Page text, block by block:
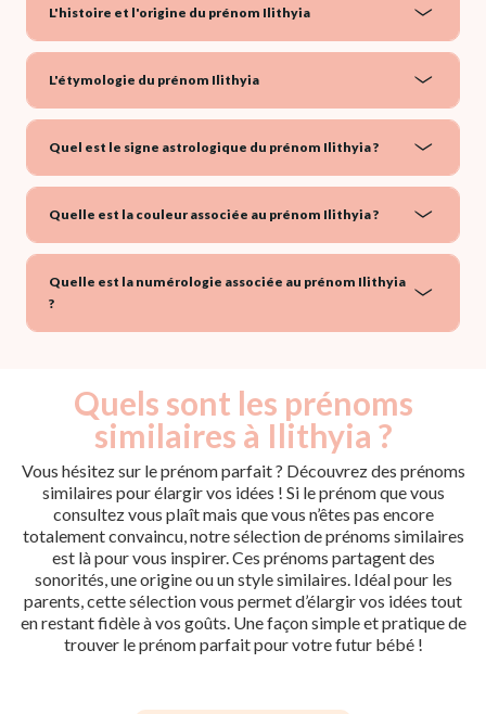
L'histoire et l'origine du prénom Ilithyia
L'étymologie du prénom Ilithyia
Quel est le signe astrologique du prénom Ilithyia ?
Quelle est la couleur associée au prénom Ilithyia ?
Quelle est la numérologie associée au prénom Ilithyia
?
Quels sont les prénoms
similaires à Ilithyia ?
Vous hésitez sur le prénom parfait ? Découvrez des prénoms
similaires pour élargir vos idées ! Si le prénom que vous
consultez vous plaît mais que vous n’êtes pas encore
totalement convaincu, notre sélection de prénoms similaires
est là pour vous inspirer. Ces prénoms partagent des
sonorités, une origine ou un style similaires. Idéal pour les
parents, cette sélection vous permet d’élargir vos idées tout
en restant fidèle à vos goûts. Une façon simple et pratique de
trouver le prénom parfait pour votre futur bébé !